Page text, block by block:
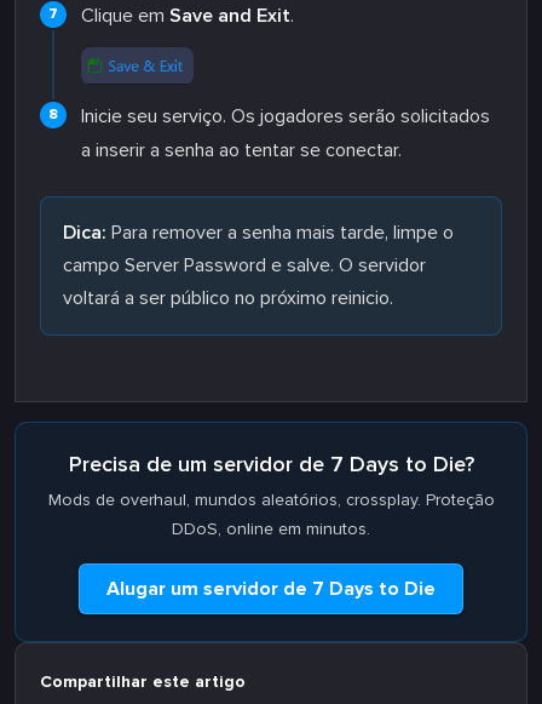
Clique em Save and Exit.
Inicie seu serviço. Os jogadores serão solicitados
a inserir a senha ao tentar se conectar.
Dica: Para remover a senha mais tarde, limpe o
campo Server Password e salve. O servidor
voltará a ser público no próximo reinicio.
Precisa de um servidor de 7 Days to Die?
Mods de overhaul, mundos aleatórios, crossplay. Proteção
DDoS, online em minutos.
Alugar um servidor de 7 Days to Die
Compartilhar este artigo